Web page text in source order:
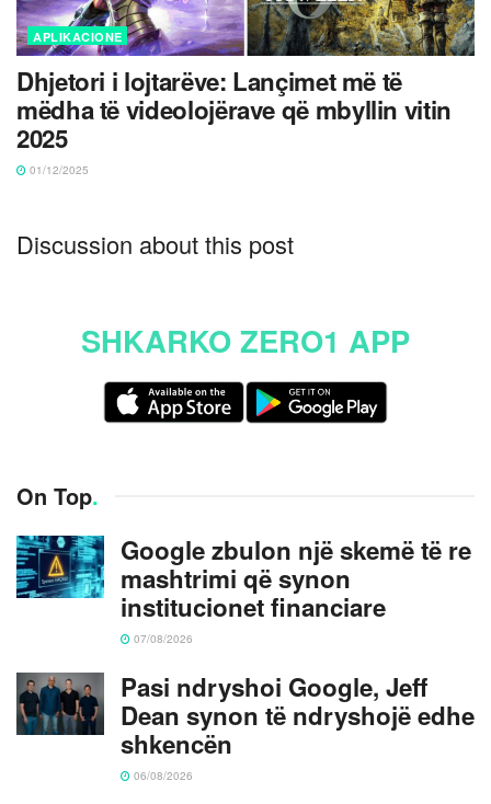
APLIKACIONE
Dhjetori i lojtarëve: Lançimet më të
mëdha të videolojërave që mbyllin vitin
2025
01/12/2025
Discussion about this post
SHKARKO ZERO1 APP
On Top.
Google zbulon një skemë të re
mashtrimi që synon
institucionet financiare
07/08/2026
Pasi ndryshoi Google, Jeff
Dean synon të ndryshojë edhe
shkencën
06/08/2026